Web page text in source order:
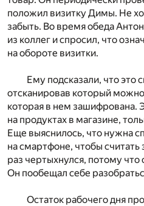
положил визитку Димы. Не
забыть. Во время обеда
из коллег и спросил, что
на обороте визитки.
Ему подсказали, что это
отсканировав который
которая в нем зашифрована.
на продуктах в магазине,
Еще выяснилось, что нужна
на смартфоне, чтобы считать
раз чертыхнулся, потому
Он пообещал себе
Остаток рабочего дня